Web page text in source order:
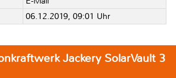
06.12.2019, 09:01 Uhr
Jackery SolarVault 3